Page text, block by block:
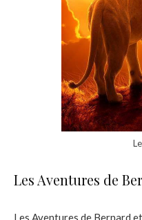
Les Aventures de
Les Aventures de Bernard